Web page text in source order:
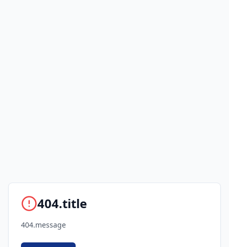
404.title
404.message